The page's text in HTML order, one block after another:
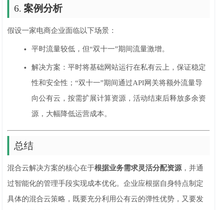
6.案例分析
假设一家电商企业面临以下场景：
平时流量较低，但“双十一”期间流量激增。
解决方案：平时将基础网站运行在私有云上，保证稳定
性和安全性；“双十一”期间通过API网关将额外流量导
向公有云，按需扩展计算资源，活动结束后释放多余资
源，大幅降低运营成本。
总结
混合云解决方案的核心在于根据业务需求灵活分配资源 ，并通
过智能化的管理手段实现成本优化。企业应根据自身特点制定
具体的混合云策略，既要充分利用公有云的弹性优势，又要发